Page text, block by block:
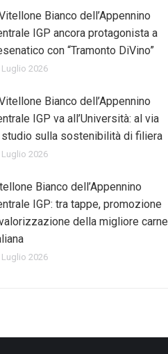
Bianco dell’Appennino
IGP ancora protagonista a
con “Tramonto DiVino”
Luglio 2026
Bianco dell’Appennino
IGP va all’Università: al via
sulla sostenibilità di filiera
Luglio 2026
Bianco dell’Appennino
IGP: tra tappe, promozione
della migliore carne
Luglio 2026